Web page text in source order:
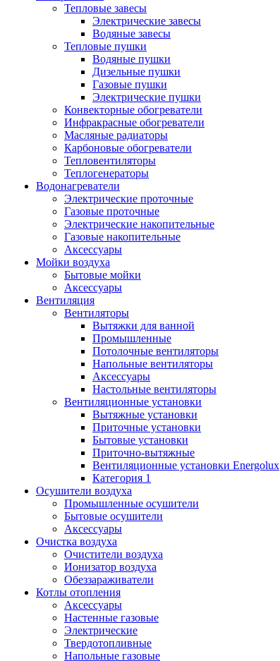
Тепловые завесы
Электрические завесы
Водяные завесы
Тепловые пушки
Водяные пушки
Дизельные пушки
Газовые пушки
Электрические пушки
Конвекторные обогреватели
Инфракрасные обогреватели
Масляные радиаторы
Карбоновые обогреватели
Тепловентиляторы
Теплогенераторы
Водонагреватели
Электрические проточные
Газовые проточные
Электрические накопительные
Газовые накопительные
Аксессуары
Мойки воздуха
Бытовые мойки
Аксессуары
Вентиляция
Вентиляторы
Вытяжки для ванной
Промышленные
Потолочные вентиляторы
Напольные вентиляторы
Аксессуары
Настольные вентиляторы
Вентиляционные установки
Вытяжные установки
Приточные установки
Бытовые установки
Приточно-вытяжные
Вентиляционные установки Energolux
Категория 1
Осушители воздуха
Промышленные осушители
Бытовые осушители
Аксессуары
Очистка воздуха
Очистители воздуха
Ионизатор воздуха
Обеззараживатели
Котлы отопления
Аксессуары
Настенные газовые
Электрические
Твердотопливные
Напольные газовые